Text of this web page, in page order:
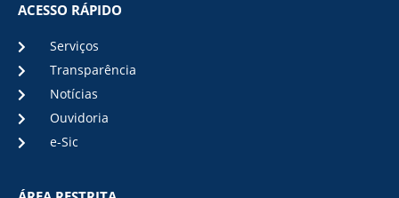
ACESSO RÁPIDO
Serviços
Transparência
Notícias
Ouvidoria
e-Sic